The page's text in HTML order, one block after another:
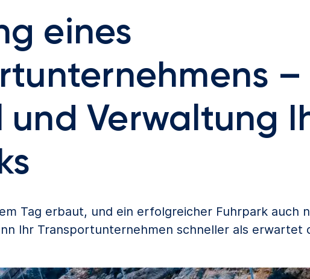
eines
–
und Verwaltung
Tag erbaut, und ein erfolgreicher Fuhrpark auch
Ihr Transportunternehmen schneller als erwartet